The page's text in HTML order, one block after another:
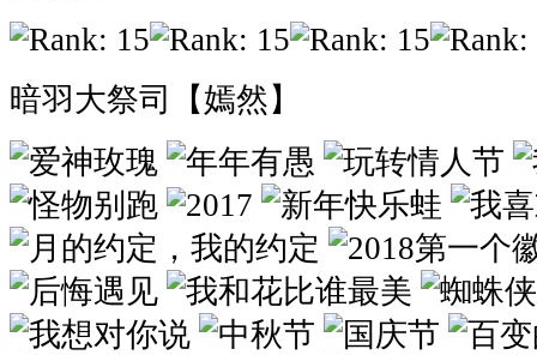
暗羽大祭司【嫣然】